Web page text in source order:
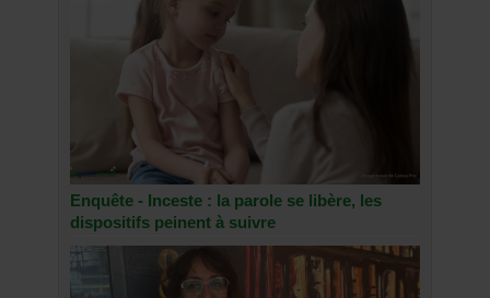
Enquête - Inceste : la parole se libère, les
dispositifs peinent à suivre